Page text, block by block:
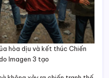
hòa dịu và kết thúc Chiến
Imagen 3 tạo